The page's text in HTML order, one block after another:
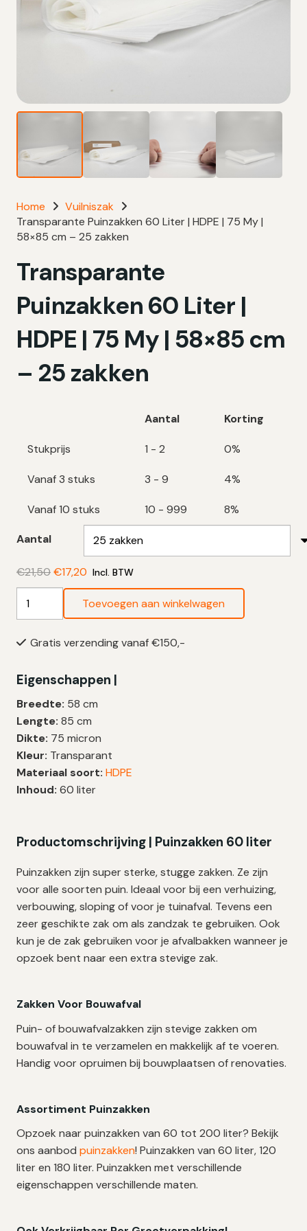
Home
Vuilniszak
Transparante Puinzakken 60 Liter | HDPE | 75 My |
58×85 cm – 25 zakken
Transparante
Puinzakken 60 Liter |
HDPE | 75 My | 58×85 cm
– 25 zakken
Aantal Korting
Stukprijs 1 - 2 0%
Vanaf 3 stuks 3 - 9 4%
Vanaf 10 stuks 10 - 999 8%
Aantal
€21,50Oorspronkelijke
prijs
€21,50.
€17,20 Huidige
prijs
is:
€17,20.
Incl. BTW
Transparante
Liter
HDPE
|
75
My
|
58×85
cm
zakken
Toevoegen aan winkelwagen
Gratis verzending vanaf €150,-
Eigenschappen |
Breedte: 58 cm
Lengte: 85 cm
Dikte: 75 micron
Kleur: Transparant
Materiaal soort: HDPE
Inhoud: 60 liter
Productomschrijving | Puinzakken 60 liter
Puinzakken zijn super sterke, stugge zakken. Ze zijn
voor alle soorten puin. Ideaal voor bij een verhuizing,
verbouwing, sloping of voor je tuinafval. Tevens een
zeer geschikte zak om als zandzak te gebruiken. Ook
kun je de zak gebruiken voor je afvalbakken wanneer je
opzoek bent naar een extra stevige zak.
Zakken Voor Bouwafval
Puin- of bouwafvalzakken zijn stevige zakken om
bouwafval in te verzamelen en makkelijk af te voeren.
Handig voor opruimen bij bouwplaatsen of renovaties.
Assortiment Puinzakken
Opzoek naar puinzakken van 60 tot 200 liter? Bekijk
ons aanbod puinzakken! Puinzakken van 60 liter, 120
liter en 180 liter. Puinzakken met verschillende
eigenschappen verschillende maten.